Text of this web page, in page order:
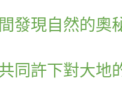
發現自然的奧
同許下對大地